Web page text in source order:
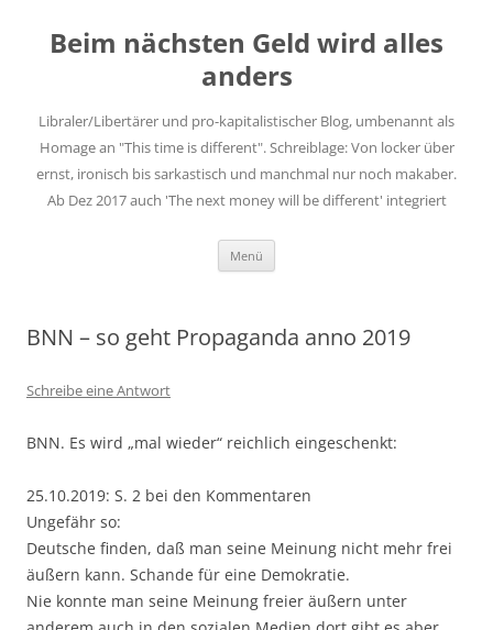
springen
Beim nächsten Geld wird alles
anders
Libraler/Libertärer und pro-kapitalistischer Blog, umbenannt als
Homage an "This time is different". Schreiblage: Von locker über
ernst, ironisch bis sarkastisch und manchmal nur noch makaber.
Ab Dez 2017 auch 'The next money will be different' integriert
Menü
BNN – so geht Propaganda anno 2019
Schreibe eine Antwort
BNN. Es wird „mal wieder“ reichlich eingeschenkt:
25.10.2019: S. 2 bei den Kommentaren
Ungefähr so:
Deutsche finden, daß man seine Meinung nicht mehr frei
äußern kann. Schande für eine Demokratie.
Nie konnte man seine Meinung freier äußern unter